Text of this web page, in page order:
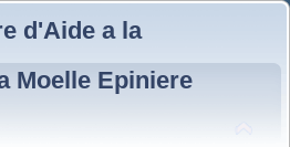
d'Aide a la
Moelle Epiniere